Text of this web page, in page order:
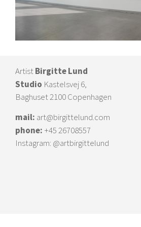
ArtistBirgitte Lund
Studio Kastelsvej 6,
Baghuset 2100 Copenhagen
mail: art@birgittelund.com
phone: +45 26708557
Instagram: @artbirgittelund